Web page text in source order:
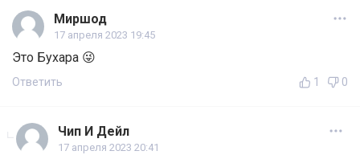
Миршод
17 апреля 2023 19:45
Это Бухара 😜
Ответить 1 0
Чип И Дейл
17 апреля 2023 20:41